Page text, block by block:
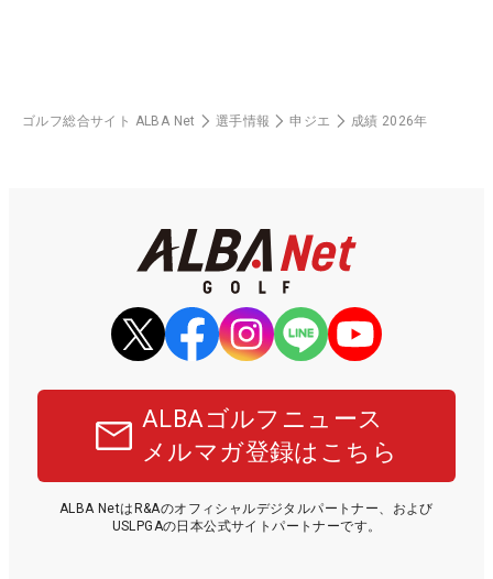
ゴルフ総合サイト ALBA Net 選手情報 申ジエ 成績 2026年
ALBAゴルフニュース
メルマガ登録はこちら
ALBA NetはR&Aのオフィシャルデジタルパートナー、および
USLPGAの日本公式サイトパートナーです。